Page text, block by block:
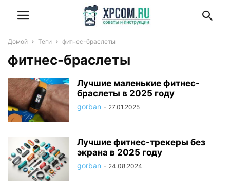
Домой Теги фитнес-браслеты
фитнес-браслеты
Лучшие маленькие фитнес-
браслеты в 2025 году
gorban - 27.01.2025
Лучшие фитнес-трекеры без
экрана в 2025 году
gorban - 24.08.2024